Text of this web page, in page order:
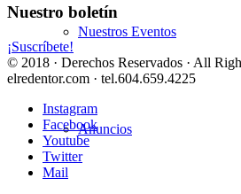
Nuestros Eventos
Anuncios
Nuestro boletín
¡Suscríbete!
© 2018 · Derechos Reservados · All
elredentor.com · tel.604.659.4225
Instagram
Facebook
Youtube
Twitter
Mail